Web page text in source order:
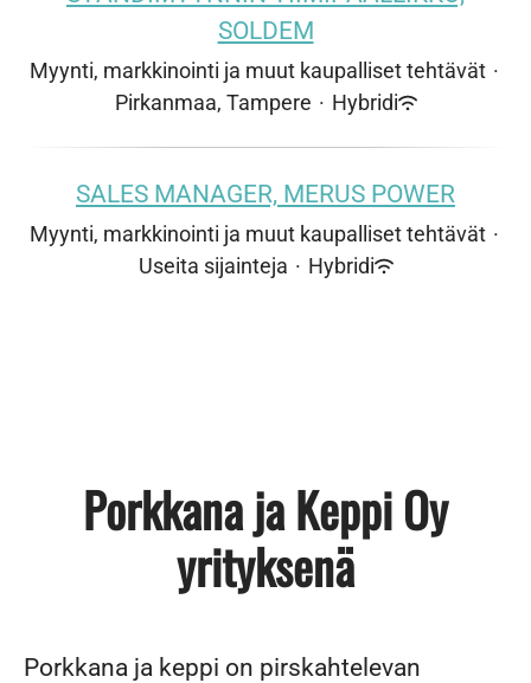
SOLDEM
Myynti, markkinointi ja muut kaupalliset tehtävät ·
Pirkanmaa, Tampere · Hybridi
SALES MANAGER, MERUS POWER
Myynti, markkinointi ja muut kaupalliset tehtävät ·
Useita sijainteja · Hybridi
Porkkana ja Keppi Oy
yrityksenä
Porkkana ja keppi on pirskahtelevan